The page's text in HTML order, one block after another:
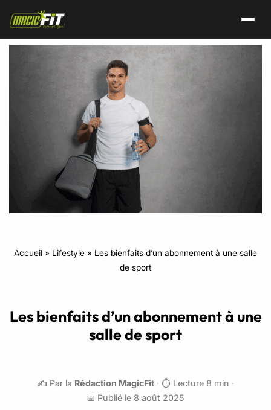
Accueil » Lifestyle » Les bienfaits d’un abonnement à une salle
de sport
Les bienfaits d’un abonnement à une
salle de sport
✍️ Par la Rédaction MagicFit · ⏱️ Lecture 8 min ·
📅 Publié le 8 août 2025